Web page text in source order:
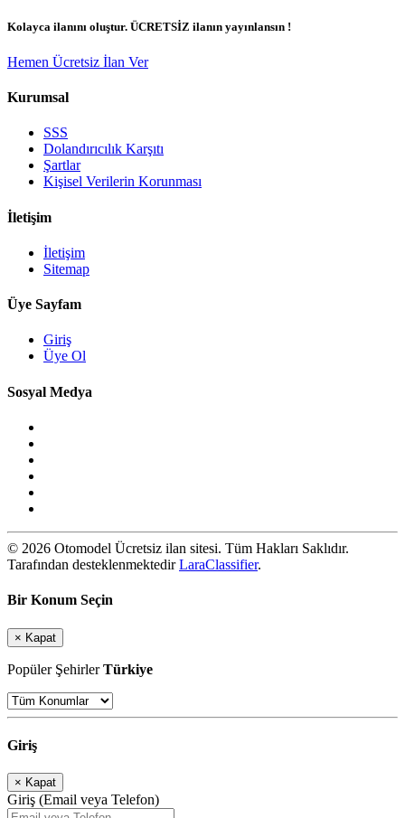
Kolayca ilanını oluştur. ÜCRETSİZ ilanın yayınlansın !
Hemen Ücretsiz İlan Ver
Kurumsal
SSS
Dolandırıcılık Karşıtı
Şartlar
Kişisel Verilerin Korunması
İletişim
İletişim
Sitemap
Üye Sayfam
Giriş
Üye Ol
Sosyal Medya
© 2026 Otomodel Ücretsiz ilan sitesi. Tüm Hakları Saklıdır.
Tarafından desteklenmektedirLaraClassifier.
Bir Konum Seçin
× Kapat
Popüler ŞehirlerTürkiye
Giriş
× Kapat
Giriş (Email veya Telefon)